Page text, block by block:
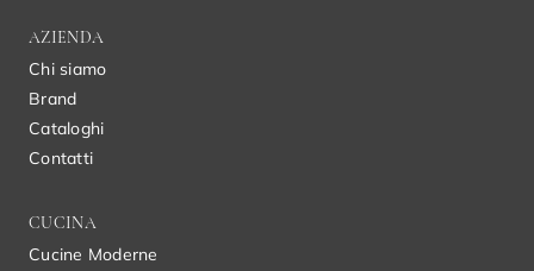
AZIENDA
Chi siamo
Brand
Cataloghi
Contatti
CUCINA
Cucine Moderne